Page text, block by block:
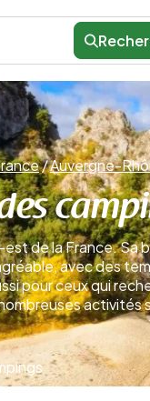
/Auvergne-
de la France.
avec des
pour ceux qui